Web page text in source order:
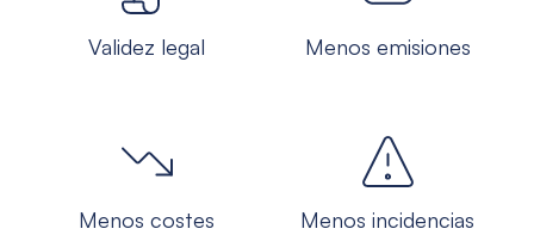
Validez legal Menos emisiones
Menos costes Menos incidencias